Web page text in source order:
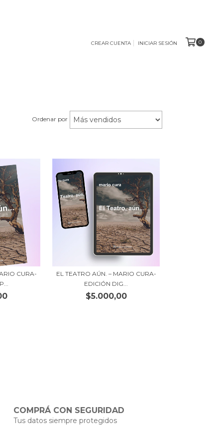
CREAR CUENTA INICIAR SESIÓN 0
Ordenar por
CURA-
EL TEATRO AÚN. – MARIO CURA-
EDICIÓN DIG...
$5.000,00
COMPRÁ CON SEGURIDAD
Tus datos siempre protegidos